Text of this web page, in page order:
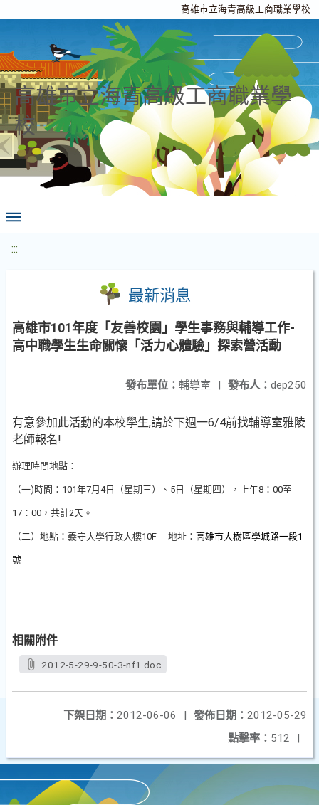
高雄市立海青高級工商職業學校
高雄市立海青高級工商職業學
校
:::
最新消息
高雄市101年度「友善校園」學生事務與輔導工作-
高中職學生生命關懷「活力心體驗」探索營活動
發布人： dep250
發布單位： 輔導室 |
有意參加此活動的本校學生,請於下週一6/4前找輔導室雅陵
老師報名!
辦理時間地點：
（一)時間：101年7月4日（星期三）、5日（星期四），上午8：00至
17：00，共計2天。
（二）地點：義守大學行政大樓10F 地址： 高雄市大樹區學城路一段1
號
相關附件
2012-5-29-9-50-3-nf1.doc
發佈日期： 2012-05-29
下架日期： 2012-06-06
|
點擊率： 512 |